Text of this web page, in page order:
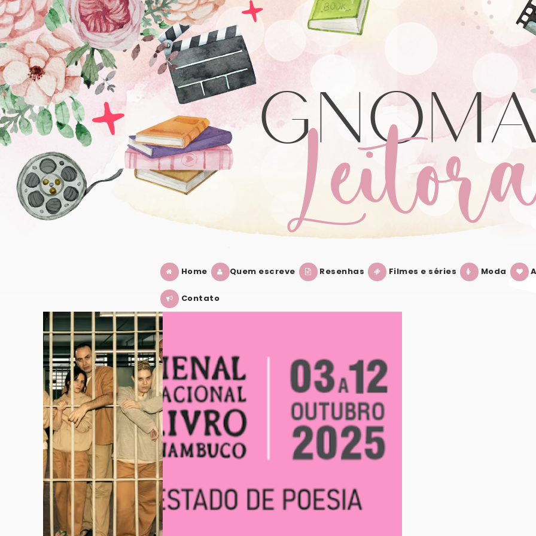
Home Quem escreve Resenhas Filmes e séries Moda
Contato
BIENAL INTERNACIONAL DO LIVRO DE PERNAMBUCO 2025: TUDO QUE VOCÊ
VER POST
LIVROS QUE PROMETEM GRANDES